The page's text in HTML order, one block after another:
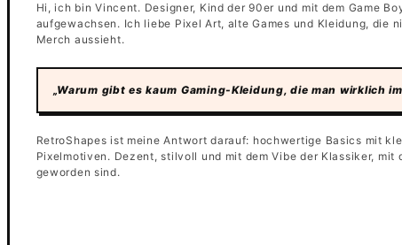
Hi, ich bin Vincent. Designer, Kind der 90er und mit dem Game
aufgewachsen. Ich liebe Pixel Art, alte Games und Kleidung, die
Merch aussieht.
„Warum gibt es kaum Gaming-Kleidung, die man wirklich
RetroShapes ist meine Antwort darauf: hochwertige Basics mit
Pixelmotiven. Dezent, stilvoll und mit dem Vibe der Klassiker, mit
geworden sind.